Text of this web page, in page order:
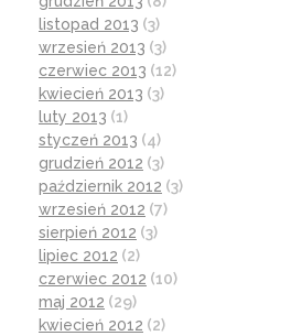
listopad 2013 (3)
wrzesień 2013 (3)
czerwiec 2013 (12)
kwiecień 2013 (3)
luty 2013 (1)
styczeń 2013 (4)
grudzień 2012 (3)
październik 2012 (3)
wrzesień 2012 (7)
sierpień 2012 (3)
lipiec 2012 (2)
czerwiec 2012 (10)
maj 2012 (29)
kwiecień 2012 (2)